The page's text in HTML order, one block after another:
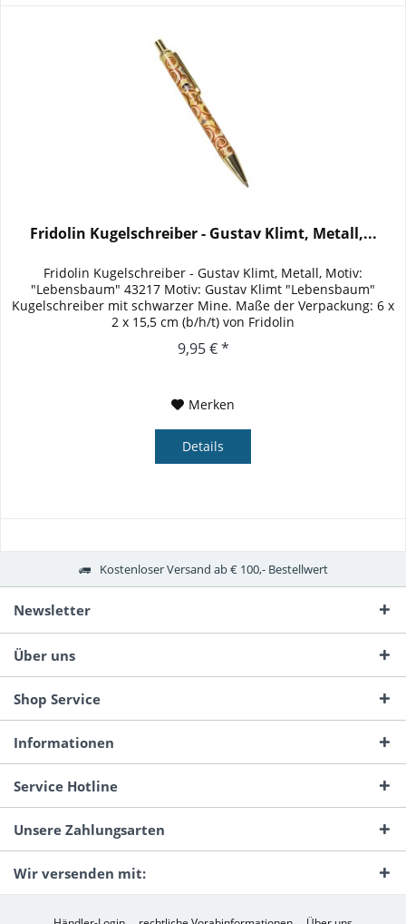
Fridolin Kugelschreiber - Gustav Klimt, Metall,...
Fridolin Kugelschreiber - Gustav Klimt, Metall, Motiv:
"Lebensbaum" 43217 Motiv: Gustav Klimt "Lebensbaum"
Kugelschreiber mit schwarzer Mine. Maße der Verpackung: 6 x
2 x 15,5 cm (b/h/t) von Fridolin
9,95 € *
Merken
Details
Kostenloser Versand ab € 100,- Bestellwert
Newsletter
Über uns
Shop Service
Informationen
Service Hotline
Unsere Zahlungsarten
Wir versenden mit: